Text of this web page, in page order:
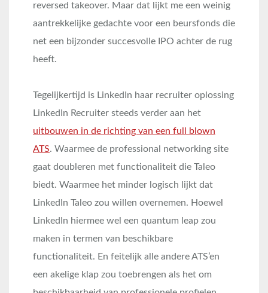
reversed takeover. Maar dat lijkt me een weinig
aantrekkelijke gedachte voor een beursfonds die
net een bijzonder succesvolle IPO achter de rug
heeft.
Tegelijkertijd is LinkedIn haar recruiter oplossing
LinkedIn Recruiter steeds verder aan het
uitbouwen in de richting van een full blown
ATS. Waarmee de professional networking site
gaat doubleren met functionaliteit die Taleo
biedt. Waarmee het minder logisch lijkt dat
LinkedIn Taleo zou willen overnemen. Hoewel
LinkedIn hiermee wel een quantum leap zou
maken in termen van beschikbare
functionaliteit. En feitelijk alle andere ATS’en
een akelige klap zou toebrengen als het om